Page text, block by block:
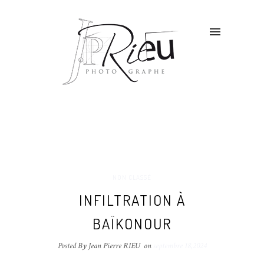
INFILTRATION À
BAÏKONOUR
Posted By Jean Pierre RIEU on